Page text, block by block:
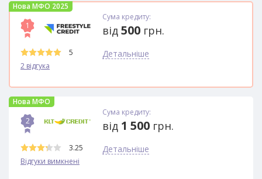
Нова МФО 2025
1
5
2 відгука
Сума кредиту:
від 500 грн.
Детальніше
Нова МФО
2
3.25
Відгуки вимкнені
Сума кредиту:
від 1 500 грн.
Детальніше